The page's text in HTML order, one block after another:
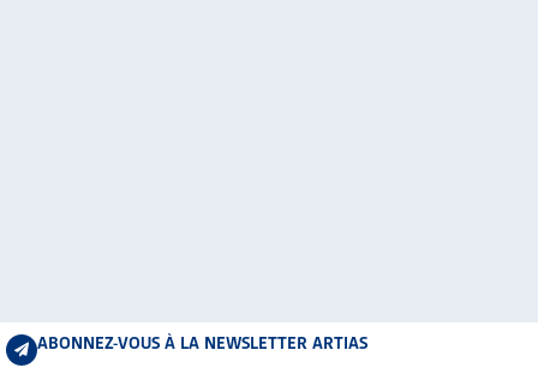
ABONNEZ-VOUS À LA NEWSLETTER ARTIAS